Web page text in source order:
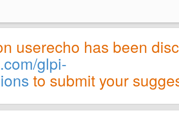
userecho has been
glpi-
to submit your